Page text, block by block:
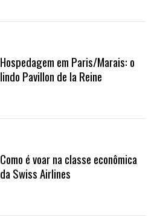
Hospedagem em Paris/Marais: o
lindo Pavillon de la Reine
Como é voar na classe econômica
da Swiss Airlines